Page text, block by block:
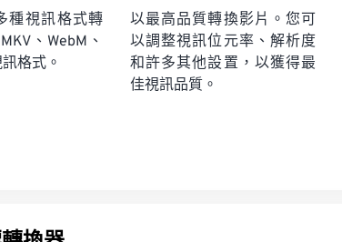
種視訊格式轉
、WebM、
格式。
以最高品質轉換影片。您可
以調整視訊位元率、解析度
和許多其他設置，以獲得最
佳視訊品質。